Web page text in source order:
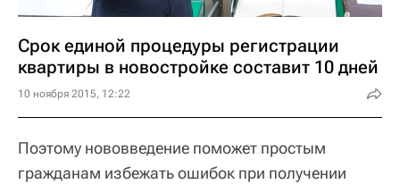
Срок единой процедуры регистрации
квартиры в новостройке составит 10 дней
10 ноября 2015, 12:22
Поэтому нововведение поможет простым
гражданам избежать ошибок при получении